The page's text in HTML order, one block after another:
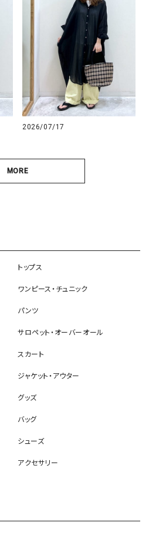
2026/07/17
MORE
トップス
ワンピース・チュニック
パンツ
サロペット・オーバーオール
スカート
ジャケット・アウター
グッズ
バッグ
シューズ
アクセサリー